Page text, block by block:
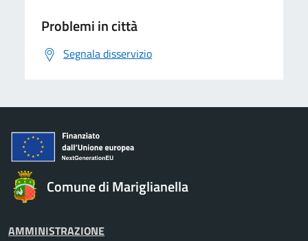
Problemi in città
Segnala disservizio
Comune di Mariglianella
AMMINISTRAZIONE